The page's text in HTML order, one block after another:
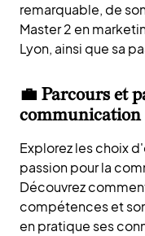
remarquable, de
Master 2 en
Lyon, ainsi que sa
💼 Parcours et
communication
Explorez les choix
passion pour la
Découvrez
compétences et
en pratique ses